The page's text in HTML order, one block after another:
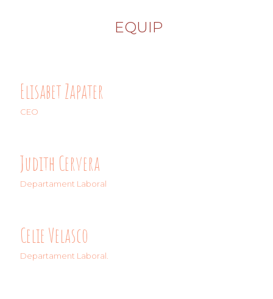
EQUIP
Elisabet Zapater
CEO
Judith Cervera
Departament Laboral
Celie Velasco
Departament Laboral.